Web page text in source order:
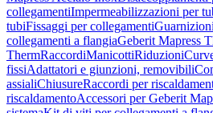
collegamentiImpermeabilizzazioni per
tubiFissaggi per collegamenti
collegamenti a flangiaGeberit Mapress
ThermRaccordiManicottiRiduzioni
fissiAdattatori e giunzioni, removibili
assialiChiusureRaccordi per
riscaldamentoAccessori per Geberit